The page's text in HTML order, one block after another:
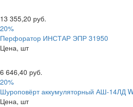
13 355,20 руб.
20%
Перфоратор ИНСТАР ЭПР 31950
Цена, шт
6 646,40 руб.
20%
Шуроповёрт аккумуляторный АШ-14ЛД
Цена, шт